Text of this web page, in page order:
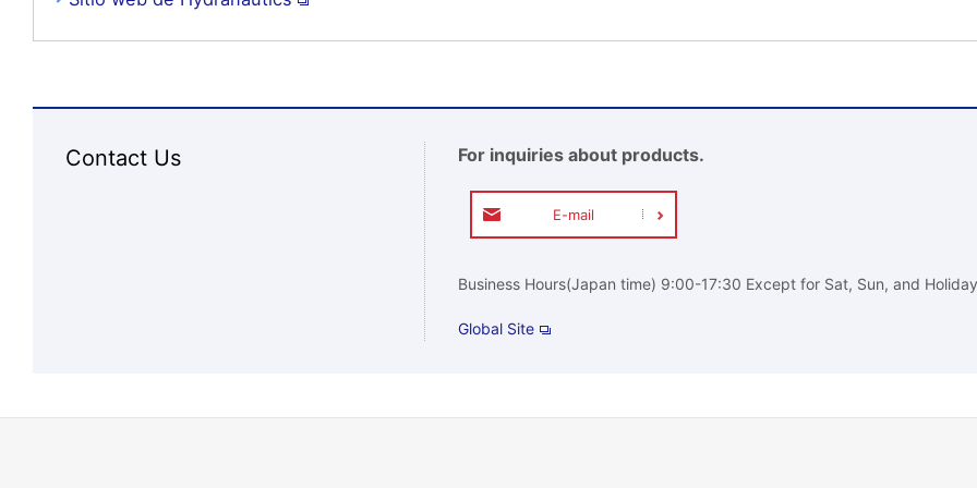
Contact Us For inquiries about products.
E-mail
Business Hours(Japan time) 9:00-17:30 Except for Sat, Sun, and
Global Site